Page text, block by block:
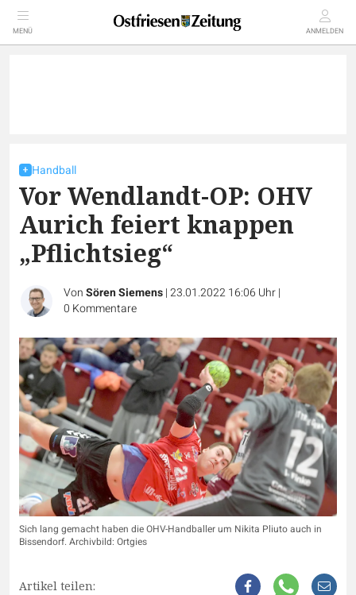
MENÜ ANMELDEN
Handball
Vor Wendlandt-OP: OHV
Aurich feiert knappen
„Pflichtsieg“
VonSören Siemens|23.01.2022 16:06 Uhr|
0 Kommentare
Sich lang gemacht haben die OHV-Handballer um Nikita Pliuto auch in
Bissendorf. Archivbild: Ortgies
Artikel teilen: